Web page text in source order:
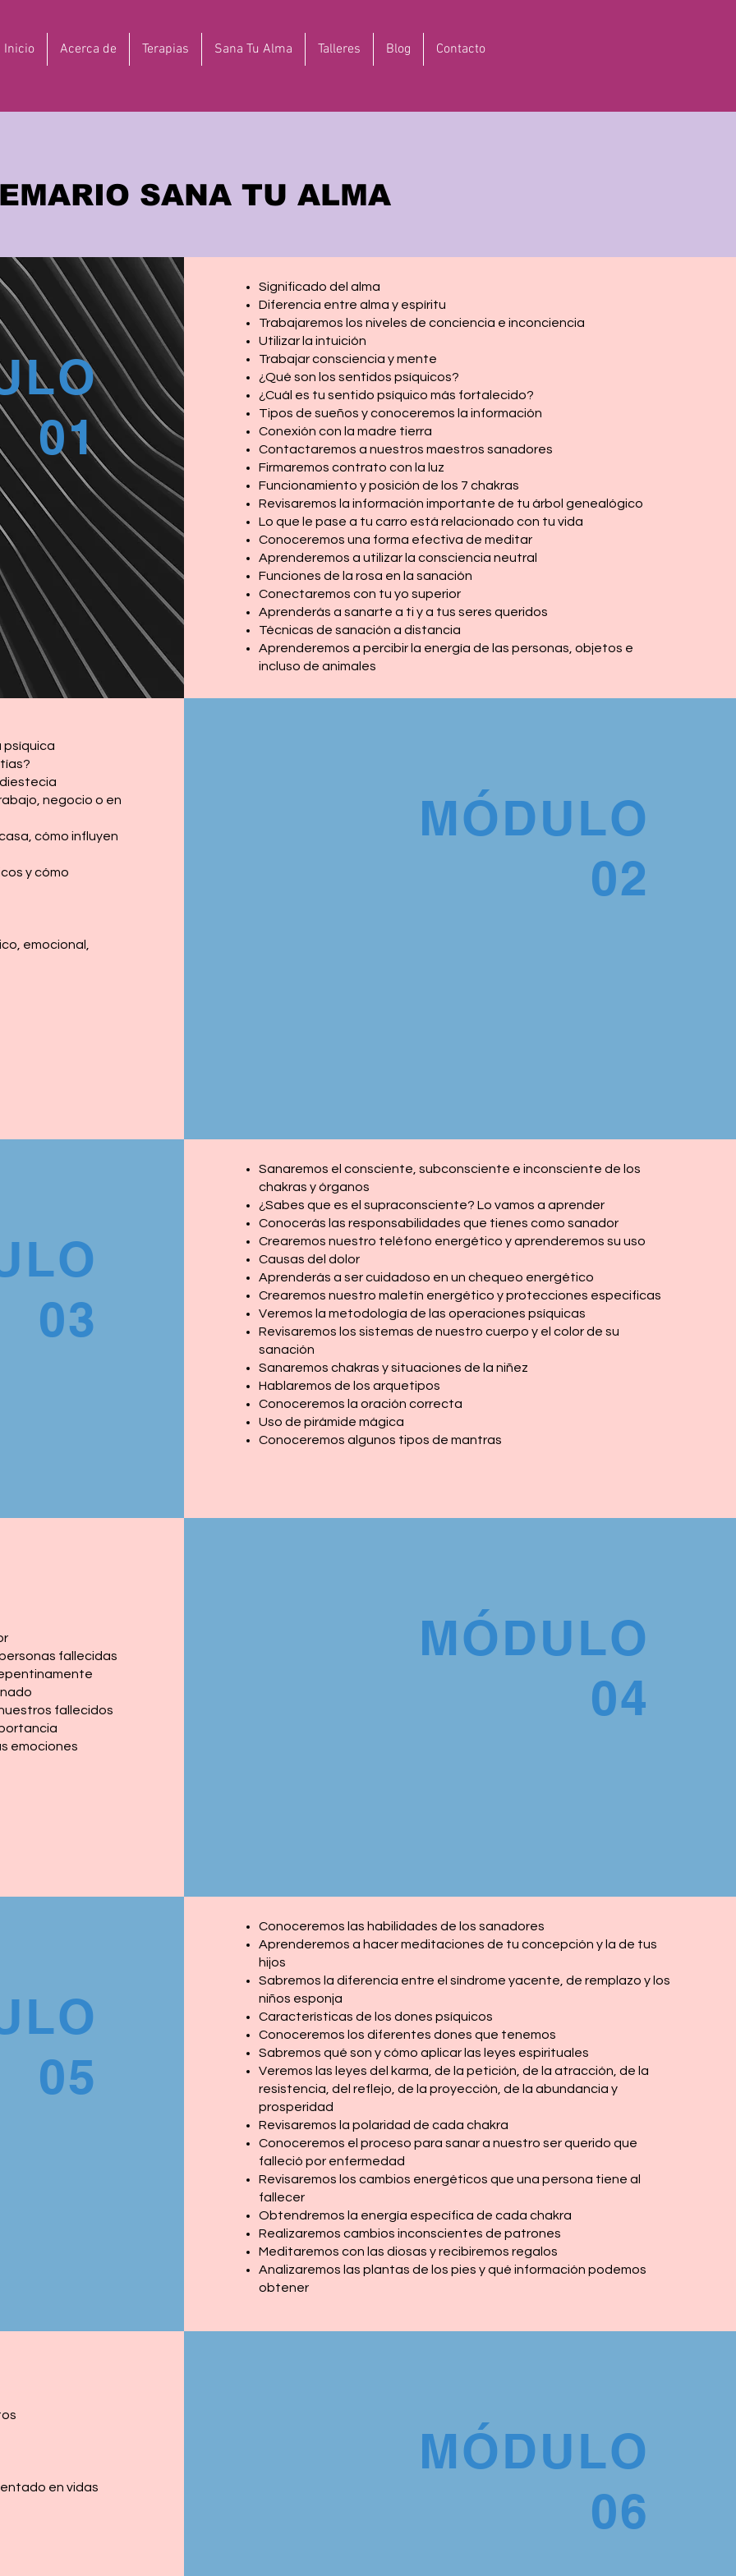
Inicio Acerca de Terapias Sana Tu Alma Talleres Blog Contacto
SANA TU ALMA
01
Significado del alma
Diferencia entre alma y espíritu
Trabajaremos los niveles de conciencia e inconciencia
Utilizar la intuición
Trabajar consciencia y mente
¿Qué son los sentidos psíquicos?
¿Cuál es tu sentido psíquico más fortalecido?
Tipos de sueños y conoceremos la información
Conexión con la madre tierra
Contactaremos a nuestros maestros sanadores
Firmaremos contrato con la luz
Funcionamiento y posición de los 7 chakras
Revisaremos la información importante de tu árbol genealógico
Lo que le pase a tu carro está relacionado con tu vida
Conoceremos una forma efectiva de meditar
Aprenderemos a utilizar la consciencia neutral
Funciones de la rosa en la sanación
Conectaremos con tu yo superior
Aprenderás a sanarte a ti y a tus seres queridos
Técnicas de sanación a distancia
Aprenderemos a percibir la energía de las personas, objetos e
incluso de animales
psíquica
negocio o en
cómo influyen
y cómo
emocional,
MÓDULO
02
03
Sanaremos el consciente, subconsciente e inconsciente de los
chakras y órganos
¿Sabes que es el supraconsciente? Lo vamos a aprender
Conocerás las responsabilidades que tienes como sanador
Crearemos nuestro teléfono energético y aprenderemos su uso
Causas del dolor
Aprenderás a ser cuidadoso en un chequeo energético
Crearemos nuestro maletín energético y protecciones especificas
Veremos la metodología de las operaciones psíquicas
Revisaremos los sistemas de nuestro cuerpo y el color de su
sanación
Sanaremos chakras y situaciones de la niñez
Hablaremos de los arquetipos
Conoceremos la oración correcta
Uso de pirámide mágica
Conoceremos algunos tipos de mantras
fallecidas
fallecidos
emociones
MÓDULO
04
05
Conoceremos las habilidades de los sanadores
Aprenderemos a hacer meditaciones de tu concepción y la de tus
hijos
Sabremos la diferencia entre el síndrome yacente, de remplazo y los
niños esponja
Características de los dones psíquicos
Conoceremos los diferentes dones que tenemos
Sabremos qué son y cómo aplicar las leyes espirituales
Veremos las leyes del karma, de la petición, de la atracción, de la
resistencia, del reflejo, de la proyección, de la abundancia y
prosperidad
Revisaremos la polaridad de cada chakra
Conoceremos el proceso para sanar a nuestro ser querido que
falleció por enfermedad
Revisaremos los cambios energéticos que una persona tiene al
fallecer
Obtendremos la energía específica de cada chakra
Realizaremos cambios inconscientes de patrones
Meditaremos con las diosas y recibiremos regalos
Analizaremos las plantas de los pies y qué información podemos
obtener
en vidas
MÓDULO
06